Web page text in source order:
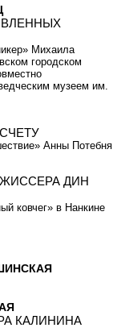
Михаила
городском
музеем им.
Анны Потебня
ДИН
ковчег» в Нанкине
КАЛИНИНА